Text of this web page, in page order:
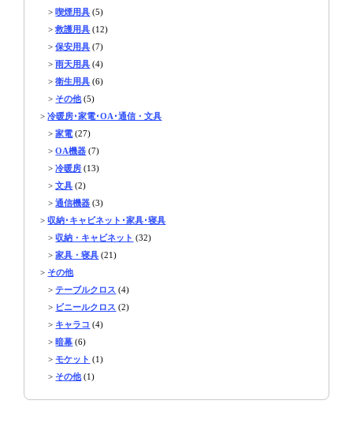
>喫煙用具 (5)
>救護用具 (12)
>保安用具 (7)
>雨天用具 (4)
>衛生用具 (6)
> その他(5)
>冷暖房･家電･OA･通信・文具
>家電 (27)
>OA機器 (7)
>冷暖房 (13)
>文具 (2)
>通信機器 (3)
>収納･キャビネット･家具･寝具
>収納・キャビネット (32)
>家具・寝具 (21)
> その他
>テーブルクロス (4)
> ビニールクロス (2)
> キャラコ (4)
>暗幕 (6)
>モケット (1)
> その他(1)